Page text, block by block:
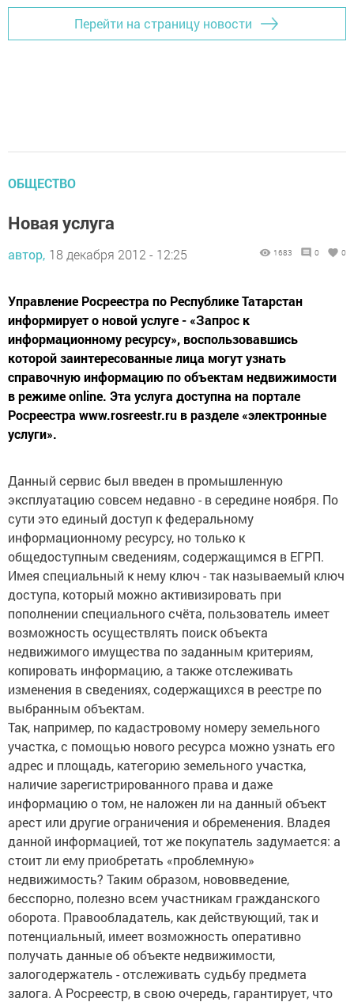
Перейти на страницу новости
ОБЩЕСТВО
Новая услуга
автор, 18 декабря 2012 - 12:25 1683 0 0
Управление Росреестра по Республике Татарстан
информирует о новой услуге - «Запрос к
информационному ресурсу», воспользовавшись
которой заинтересованные лица могут узнать
справочную информацию по объектам недвижимости
в режиме online. Эта услуга доступна на портале
Росреестра www.rosreestr.ru в разделе «электронные
услуги».
Данный сервис был введен в промышленную
эксплуатацию совсем недавно - в середине ноября. По
сути это единый доступ к федеральному
информационному ресурсу, но только к
общедоступным сведениям, содержащимся в ЕГРП.
Имея специальный к нему ключ - так называемый ключ
доступа, который можно активизировать при
пополнении специального счёта, пользователь имеет
возможность осуществлять поиск объекта
недвижимого имущества по заданным критериям,
копировать информацию, а также отслеживать
изменения в сведениях, содержащихся в реестре по
выбранным объектам.
Так, например, по кадастровому номеру земельного
участка, с помощью нового ресурса можно узнать его
адрес и площадь, категорию земельного участка,
наличие зарегистрированного права и даже
информацию о том, не наложен ли на данный объект
арест или другие ограничения и обременения. Владея
данной информацией, тот же покупатель задумается: а
стоит ли ему приобретать «проблемную»
недвижимость? Таким образом, нововведение,
бесспорно, полезно всем участникам гражданского
оборота. Правообладатель, как действующий, так и
потенциальный, имеет возможность оперативно
получать данные об объекте недвижимости,
залогодержатель - отслеживать судьбу предмета
залога. А Росреестр, в свою очередь, гарантирует, что